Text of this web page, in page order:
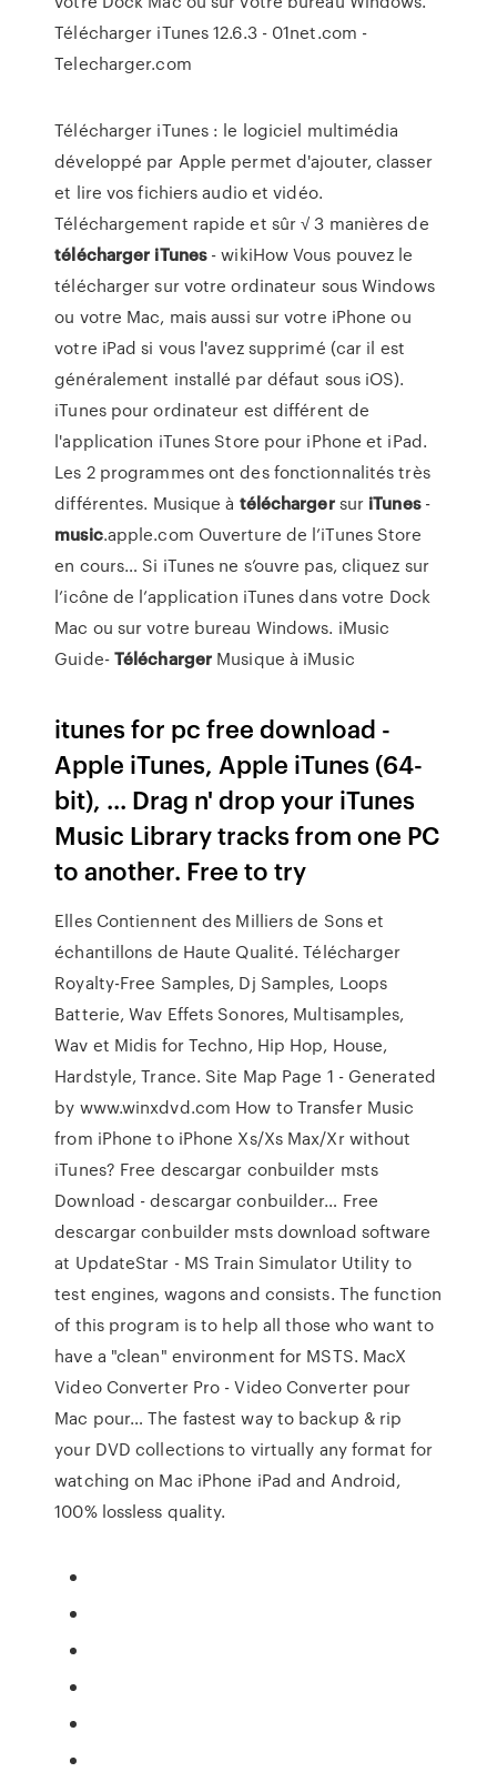
Télécharger iTunes 12.6.3 - 01net.com -
Telecharger.com
Télécharger iTunes : le logiciel multimédia
développé par Apple permet d'ajouter, classer
et lire vos fichiers audio et vidéo.
Téléchargement rapide et sûr √ 3 manières de
télécharger iTunes- wikiHow Vous pouvez le
télécharger sur votre ordinateur sous Windows
ou votre Mac, mais aussi sur votre iPhone ou
votre iPad si vous l'avez supprimé (car il est
généralement installé par défaut sous iOS).
iTunes pour ordinateur est différent de
l'application iTunes Store pour iPhone et iPad.
Les 2 programmes ont des fonctionnalités très
différentes. Musique à téléchargersur iTunes-
music.apple.com Ouverture de l’iTunes Store
en cours… Si iTunes ne s’ouvre pas, cliquez sur
l’icône de l’application iTunes dans votre Dock
Mac ou sur votre bureau Windows. iMusic
Guide-Télécharger Musique à iMusic
itunes for pc free download -
Apple iTunes, Apple iTunes (64-
bit), ... Drag n' drop your iTunes
Music Library tracks from one PC
to another. Free to try
Elles Contiennent des Milliers de Sons et
échantillons de Haute Qualité. Télécharger
Royalty-Free Samples, Dj Samples, Loops
Batterie, Wav Effets Sonores, Multisamples,
Wav et Midis for Techno, Hip Hop, House,
Hardstyle, Trance. Site Map Page 1 - Generated
by www.winxdvd.com How to Transfer Music
from iPhone to iPhone Xs/Xs Max/Xr without
iTunes? Free descargar conbuilder msts
Download - descargar conbuilder… Free
descargar conbuilder msts download software
at UpdateStar - MS Train Simulator Utility to
test engines, wagons and consists. The function
of this program is to help all those who want to
have a "clean" environment for MSTS. MacX
Video Converter Pro - Video Converter pour
Mac pour… The fastest way to backup & rip
your DVD collections to virtually any format for
watching on Mac iPhone iPad and Android,
100% lossless quality.